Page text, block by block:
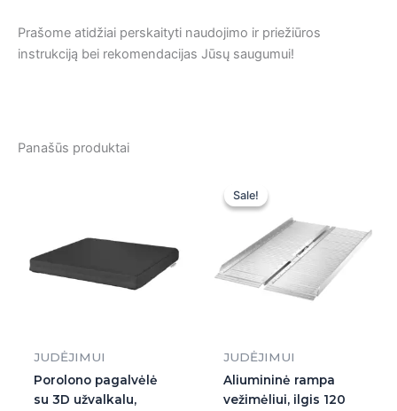
Prašome atidžiai perskaityti naudojimo ir priežiūros
instrukciją bei rekomendacijas Jūsų saugumui!
Panašūs produktai
JUDĖJIMUI
Porolono pagalvėlė
su 3D užvalkalu,
Sale!
Sale!
JUDĖJIMUI
Aliumininė rampa
vežimėliui, ilgis 120
239,00 €.